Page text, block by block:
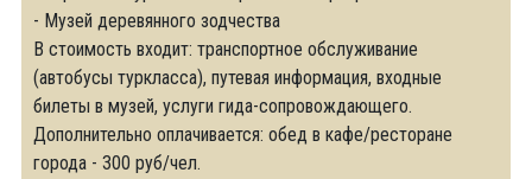
- Музей деревянного зодчества
В стоимость входит: транспортное обслуживание
(автобусы туркласса), путевая информация, входные
билеты в музей, услуги гида-сопровождающего.
Дополнительно оплачивается: обед в кафе/ресторане
города - 300 руб/чел.